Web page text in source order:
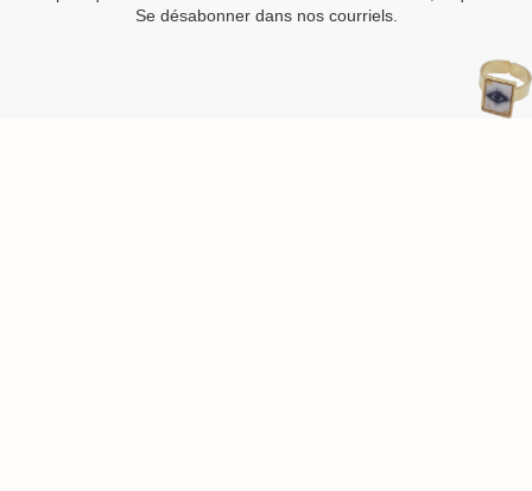
Se désabonner dans nos courriels.